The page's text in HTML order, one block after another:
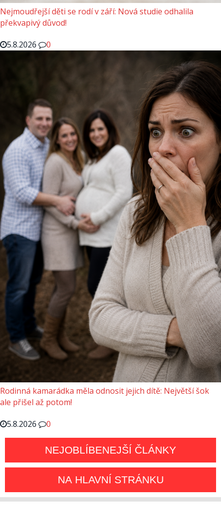
Nejmoudřejší děti se rodí v září: Nová studie odhalila
překvapivý důvod!
5.8.2026
0
Rodinná kamarádka měla odnosit jejich dítě: Největší šok
ale přišel až potom!
5.8.2026
0
NEJOBLÍBENEJŠÍ ČLÁNKY
NA HLAVNÍ STRÁNKU